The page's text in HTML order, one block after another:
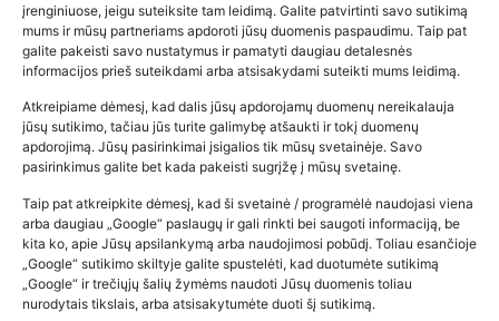
įrenginiuose, jeigu suteiksite tam leidimą. Galite patvirtinti savo sutikimą
mums ir mūsų partneriams apdoroti jūsų duomenis paspaudimu. Taip pat
galite pakeisti savo nustatymus ir pamatyti daugiau detalesnės
informacijos prieš suteikdami arba atsisakydami suteikti mums leidimą.
Atkreipiame dėmesį, kad dalis jūsų apdorojamų duomenų nereikalauja
jūsų sutikimo, tačiau jūs turite galimybę atšaukti ir tokį duomenų
apdorojimą. Jūsų pasirinkimai įsigalios tik mūsų svetainėje. Savo
pasirinkimus galite bet kada pakeisti sugrįžę į mūsų svetainę.
Taip pat atkreipkite dėmesį, kad ši svetainė / programėlė naudojasi viena
arba daugiau „Google“ paslaugų ir gali rinkti bei saugoti informaciją, be
kita ko, apie Jūsų apsilankymą arba naudojimosi pobūdį. Toliau esančioje
„Google“ sutikimo skiltyje galite spustelėti, kad duotumėte sutikimą
„Google“ ir trečiųjų šalių žymėms naudoti Jūsų duomenis toliau
nurodytais tikslais, arba atsisakytumėte duoti šį sutikimą.
Populiariausios parduotuvės
kūdikių tyrelės –…
2026-02-22